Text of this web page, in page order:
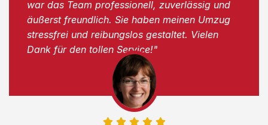
war das Team professionell, zuverlässig und
äußerst freundlich. Sie haben meinen Umzug
stressfrei und reibungslos gestaltet. Vielen
Dank für den tollen Service!"